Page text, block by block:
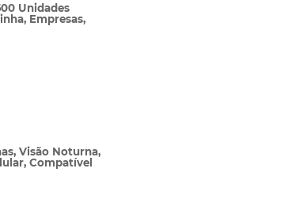
Unidades
Empresas,
Visão Noturna,
Compatível